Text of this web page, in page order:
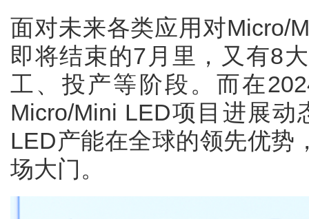
面对未来各类应用对Micro/
即将结束的7月里，又有8
工、投产等阶段。而在
Micro/Mini LED项目进展
LED产能在全球的领先优势
场大门。